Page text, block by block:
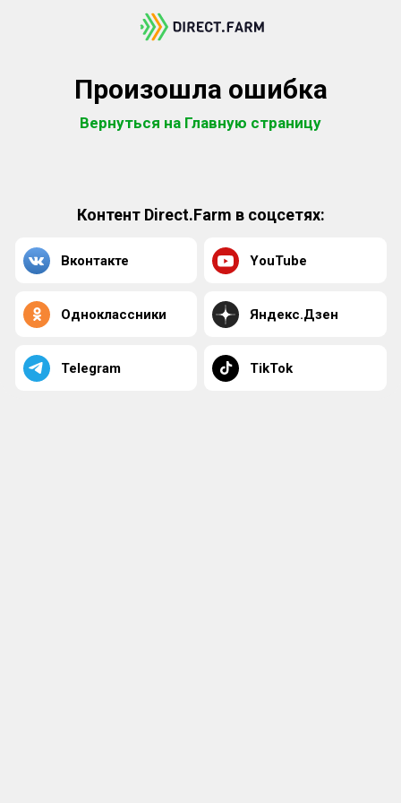
Произошла ошибка
Вернуться на Главную страницу
Контент Direct.Farm в соцсетях:
Вконтакте YouTube
Одноклассники Яндекс.Дзен
Telegram TikTok